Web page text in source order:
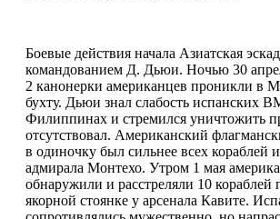
Боевые действия начала Азиатская
командованием Д. Дьюи. Ночью 30
2 канонерки американцев проникли в
бухту. Дьюи знал слабость испанских
Филиппинах и стремился уничтожить
отсутствовал. Американский
в одиночку был сильнее всех кораблей
адмирала Монтехо. Утром 1 мая
обнаружили и расстреляли 10 кораблей
якорной стоянке у арсенала Кавите.